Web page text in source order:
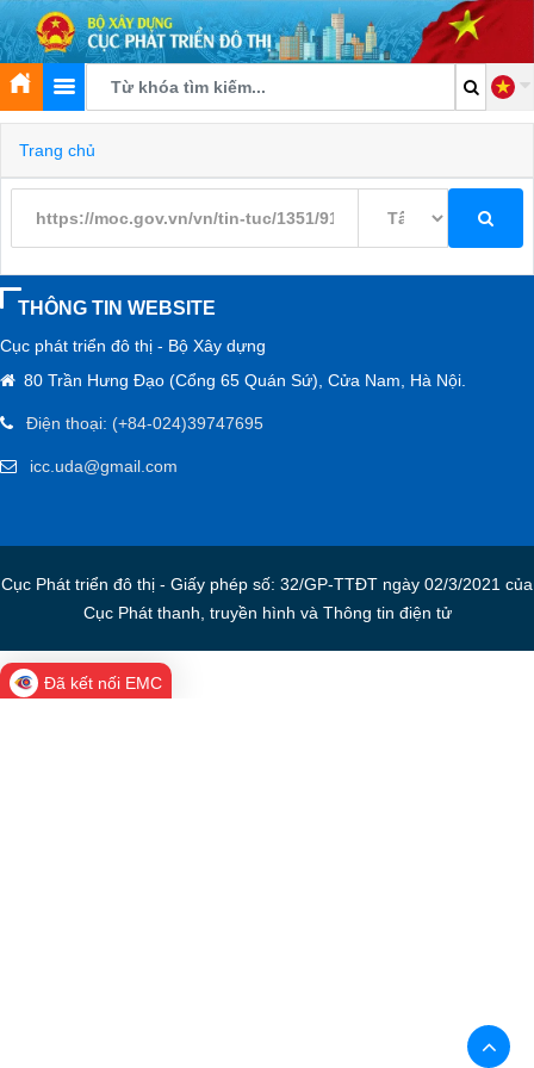
Trang chủ
THÔNG TIN WEBSITE
Cục phát triển đô thị - Bộ Xây dựng
80 Trần Hưng Đạo (Cổng 65 Quán Sứ), Cửa Nam, Hà Nội.
Điện thoại: (+84-024)39747695
icc.uda@gmail.com
Cục Phát triển đô thị - Giấy phép số: 32/GP-TTĐT ngày 02/3/2021 của
Cục Phát thanh, truyền hình và Thông tin điện tử
Đã kết nối EMC